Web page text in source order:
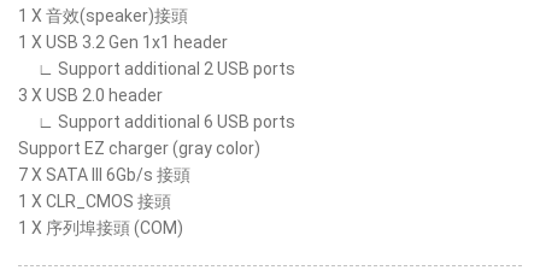
1 X 音效(speaker)接頭
1 X USB 3.2 Gen 1x1 header
∟ Support additional 2 USB ports
3 X USB 2.0 header
∟ Support additional 6 USB ports
Support EZ charger (gray color)
7 X SATA III 6Gb/s 接頭
1 X CLR_CMOS 接頭
1 X 序列埠接頭 (COM)